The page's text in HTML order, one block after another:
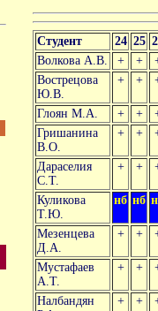
Студент 24 25
Волкова А.В.
+ +
Вострецова
Ю.В.
+ +
Глоян М.А. + +
Гришанина
В.О.
+ +
Дараселия
С.Т.
+ +
Куликова
Т.Ю.
нб нб
Мезенцева
Д.А.
+ +
Мустафаев
А.Т.
+ +
Налбандян
+ +